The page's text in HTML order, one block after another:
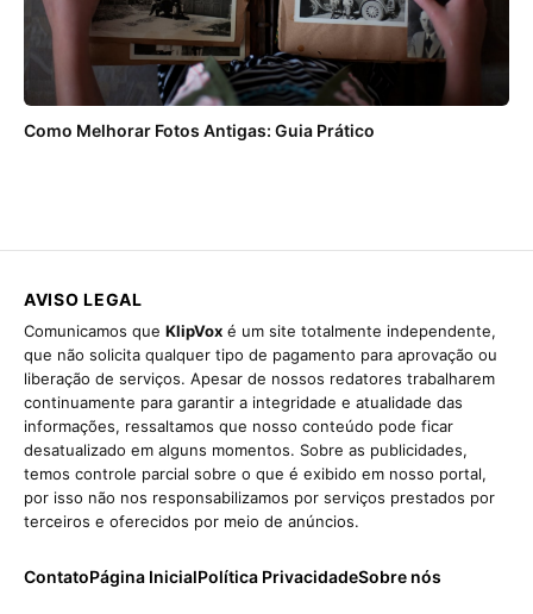
Como Melhorar Fotos Antigas: Guia Prático
AVISO LEGAL
Comunicamos que KlipVox é um site totalmente independente,
que não solicita qualquer tipo de pagamento para aprovação ou
liberação de serviços. Apesar de nossos redatores trabalharem
continuamente para garantir a integridade e atualidade das
informações, ressaltamos que nosso conteúdo pode ficar
desatualizado em alguns momentos. Sobre as publicidades,
temos controle parcial sobre o que é exibido em nosso portal,
por isso não nos responsabilizamos por serviços prestados por
terceiros e oferecidos por meio de anúncios.
ContatoPágina InicialPolítica PrivacidadeSobre nós